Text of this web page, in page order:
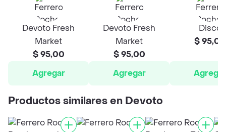
Devoto Fresh
Market
$ 95,00
Agregar
Devoto Fresh
Market
$ 95,00
Agregar
Disco
$ 95,00
Agregar
Productos similares en Devoto